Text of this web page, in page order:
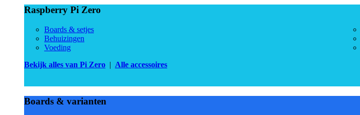
Raspberry Pi Zero
Boards & setjes
Behuizingen
Voeding
Bekijk alles van Pi Zero | Alle accessoires
Boards & varianten